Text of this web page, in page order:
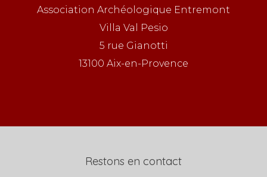
Association Archéologique Entremont
Villa Val Pesio
5 rue Gianotti
13100 Aix-en-Provence
Restons en contact